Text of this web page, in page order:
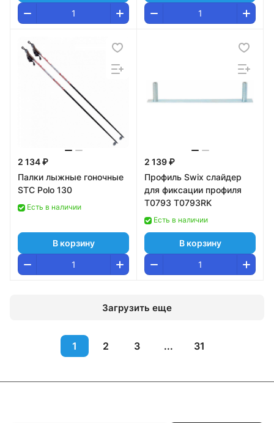
2 134 ₽
Палки лыжные гоночные
STC Polo 130
Есть в наличии
В корзину
2 139 ₽
Профиль Swix слайдер
для фиксации профиля
Т0793 T0793RK
Есть в наличии
В корзину
Загрузить еще
1 2 3 ... 31